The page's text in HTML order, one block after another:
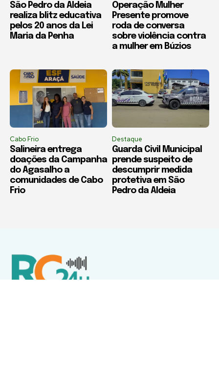
São Pedro da Aldeia
realiza blitz educativa
pelos 20 anos da Lei
Maria da Penha
Operação Mulher
Presente promove
roda de conversa
sobre violência contra
a mulher em Búzios
Cabo Frio
Salineira entrega
doações da Campanha
do Agasalho a
comunidades de Cabo
Frio
Destaque
Guarda Civil Municipal
prende suspeito de
descumprir medida
protetiva em São
Pedro da Aldeia